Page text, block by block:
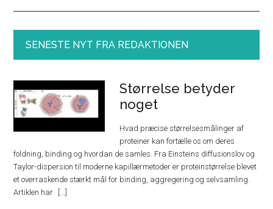
SENESTE NYT FRA REDAKTIONEN
Størrelse betyder
noget
Hvad præcise størrelsesmålinger af
proteiner kan fortælle os om deres
foldning, binding og hvordan de samles. Fra Einsteins diffusionslov og
Taylor-dispersion til moderne kapillærmetoder er proteinstørrelse blevet
et overraskende stærkt mål for binding, aggregering og selvsamling.
Artiklen har